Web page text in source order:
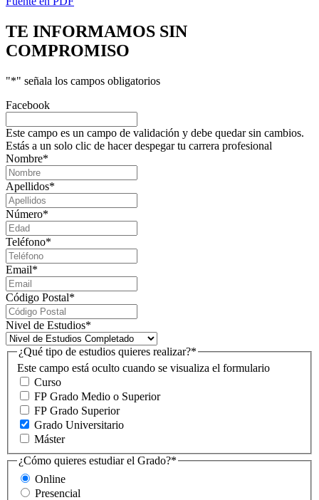
TE INFORMAMOS SIN
COMPROMISO
"*" señala los campos obligatorios
Facebook
Este campo es un campo de validación y debe quedar sin cambios.
Estás a un solo clic de hacer despegar tu carrera profesional
Nombre*
Apellidos*
Número*
Teléfono*
Email*
Código Postal*
Nivel de Estudios*
Este campo está oculto cuando se visualiza el formulario
¿Qué tipo de estudios quieres realizar?*
Curso
FP Grado Medio o Superior
FP Grado Superior
Grado Universitario
Máster
¿Cómo quieres estudiar el Grado?*
Online
Presencial